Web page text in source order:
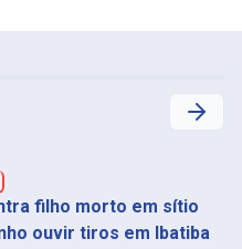
filho morto em sítio
ouvir tiros em Ibatiba